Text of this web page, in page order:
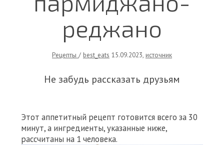
реджано
Рецепты / best_eats 15.09.2023, источник
Не забудь рассказать друзьям
Этот аппетитный рецепт готовится всего за 30
минут, а ингредиенты, указанные ниже,
рассчитаны на 1 человека.